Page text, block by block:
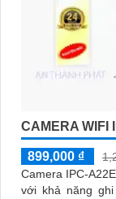
CAMERA WIFI
899,000 ₫
Camera IPC-
với khả năng